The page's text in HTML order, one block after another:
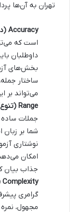
تهران به آن‌ها
Accuracy (دقت):
است که
داوطلبان
بخش‌های
ساختار
می‌تواند بر
Range (تنوع):
جملات
شما بر
نوشتاری
امکان
جذاب بیان
Complexity (پیچیدگی):
گرامری
مجهول،